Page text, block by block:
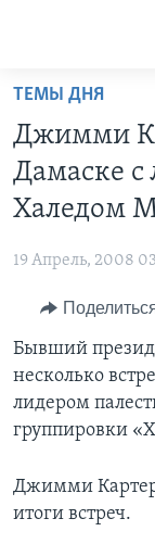
Перейти
основной
контент
Перейти
основной
навигации
Перейти
поиск
ПРОГРАММЫ
ИТОГИ
ПОЧЕМУ ЭТО
ДИСКУССИЯ
НЬЮ-ЙОРК
ПРОЕКТЫ
НАША
А КАК В
АРТЕФАКТЫ
ТЕСТЫ
ИНТЕРВЬЮ
ФАКТЫ
ЗА СВОБОДУ
УЧИМ
ВИДЕО
Learning English
ТЕМЫ ДНЯ
Джимми
Дамаске с
Халедом
19 Апрель, 2008
Бывший
несколько
лидером
группировки
Джимми
итоги встреч.